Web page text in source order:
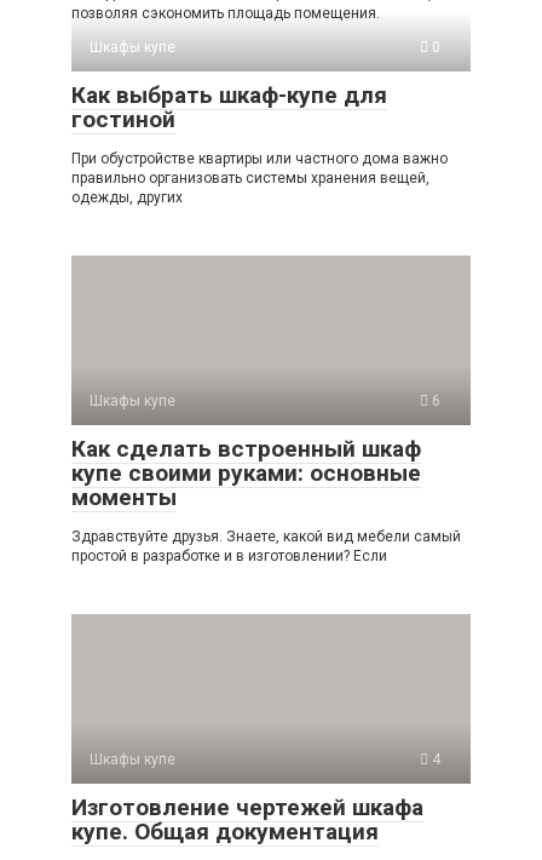
позволяя сэкономить площадь помещения.
Шкафы купе
0
Как выбрать шкаф-купе для
гостиной
При обустройстве квартиры или частного дома важно
правильно организовать системы хранения вещей,
одежды, других
Шкафы купе 6
Как сделать встроенный шкаф
купе своими руками: основные
моменты
Здравствуйте друзья. Знаете, какой вид мебели самый
простой в разработке и в изготовлении? Если
Шкафы купе 4
Изготовление чертежей шкафа
купе. Общая документация